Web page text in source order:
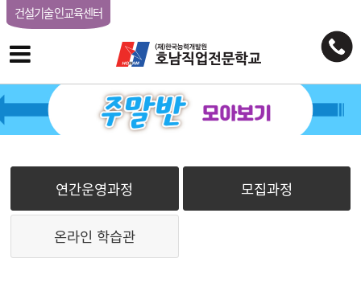
건설기술인교육센터
연간운영과정 모집과정
온라인 학습관